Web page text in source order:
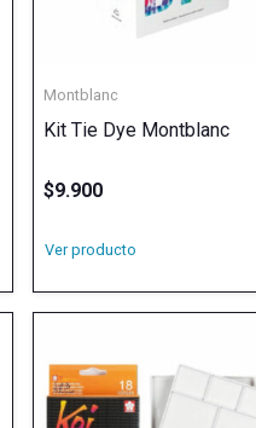
Montblanc
Kit Tie Dye Montblanc
$9.900
Ver producto